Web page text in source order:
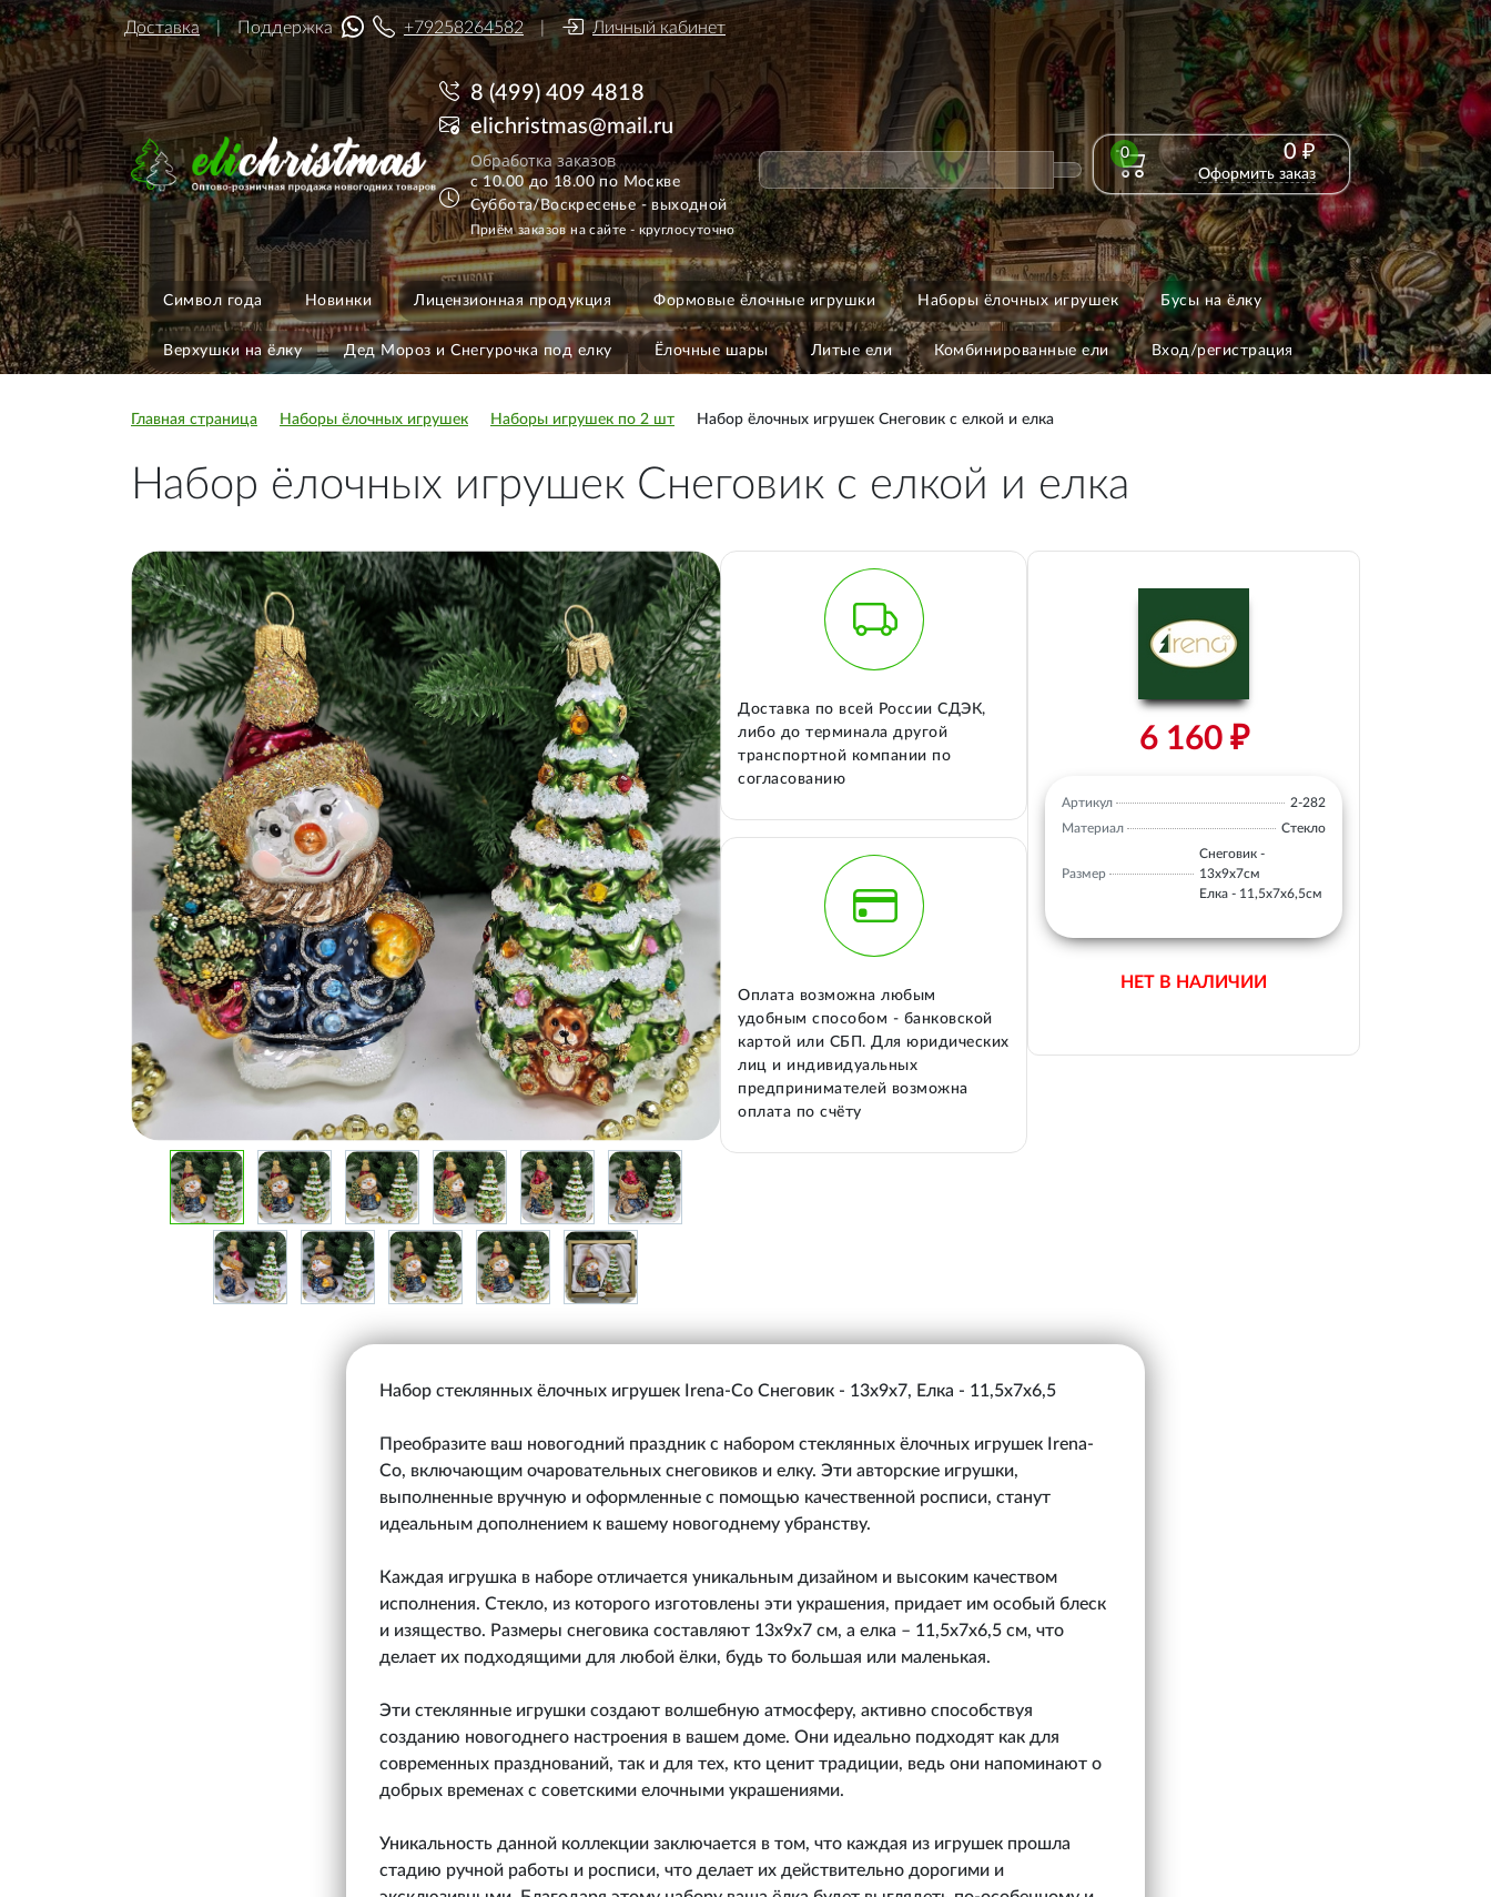
Доставка Поддержка +79258264582 Личный кабинет
0 0 ₽
Оформить заказ
8 (499) 409 4818
elichristmas@mail.ru
Обработка заказов
с 10.00 до 18.00 по Москве
Суббота/Воскресенье - выходной
Приём заказов на сайте - круглосуточно
Символ года Новинки Лицензионная продукция Формовые ёлочные игрушки Наборы ёлочных игрушек Бусы на ёлку
Верхушки на ёлку Дед Мороз и Снегурочка под елку Ёлочные шары Литые ели Комбинированные ели Вход/регистрация
Главная страница Наборы ёлочных игрушек Наборы игрушек по 2 шт Набор ёлочных игрушек Снеговик с елкой и елка
Набор ёлочных игрушек Снеговик с елкой и елка
Доставка по всей России СДЭК,
либо до терминала другой
транспортной компании по
согласованию
Оплата возможна любым
удобным способом - банковской
картой или СБП. Для юридических
лиц и индивидуальных
предпринимателей возможна
оплата по счёту
6 160 ₽
Артикул
2-282
Материал
Стекло
Размер
Снеговик -
13х9х7см
Елка - 11,5х7х6,5см
НЕТ В НАЛИЧИИ
Набор стеклянных ёлочных игрушек Irena-Co Снеговик - 13х9х7, Елка - 11,5х7х6,5
Преобразите ваш новогодний праздник с набором стеклянных ёлочных игрушек Irena-
Co, включающим очаровательных снеговиков и елку. Эти авторские игрушки,
выполненные вручную и оформленные с помощью качественной росписи, станут
идеальным дополнением к вашему новогоднему убранству.
Каждая игрушка в наборе отличается уникальным дизайном и высоким качеством
исполнения. Стекло, из которого изготовлены эти украшения, придает им особый блеск
и изящество. Размеры снеговика составляют 13х9х7 см, а елка – 11,5х7х6,5 см, что
делает их подходящими для любой ёлки, будь то большая или маленькая.
Эти стеклянные игрушки создают волшебную атмосферу, активно способствуя
созданию новогоднего настроения в вашем доме. Они идеально подходят как для
современных празднований, так и для тех, кто ценит традиции, ведь они напоминают о
добрых временах с советскими елочными украшениями.
Уникальность данной коллекции заключается в том, что каждая из игрушек прошла
стадию ручной работы и росписи, что делает их действительно дорогими и